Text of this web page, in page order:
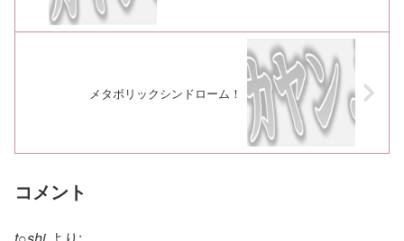
メタボリックシンドローム！
コメント